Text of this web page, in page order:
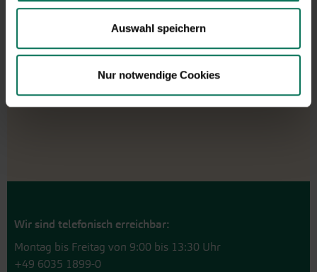
Auswahl speichern
Nur notwendige Cookies
Wir sind telefonisch erreichbar:
Montag bis Freitag von 9:00 bis 13:30 Uhr
+49 6035 1899-0